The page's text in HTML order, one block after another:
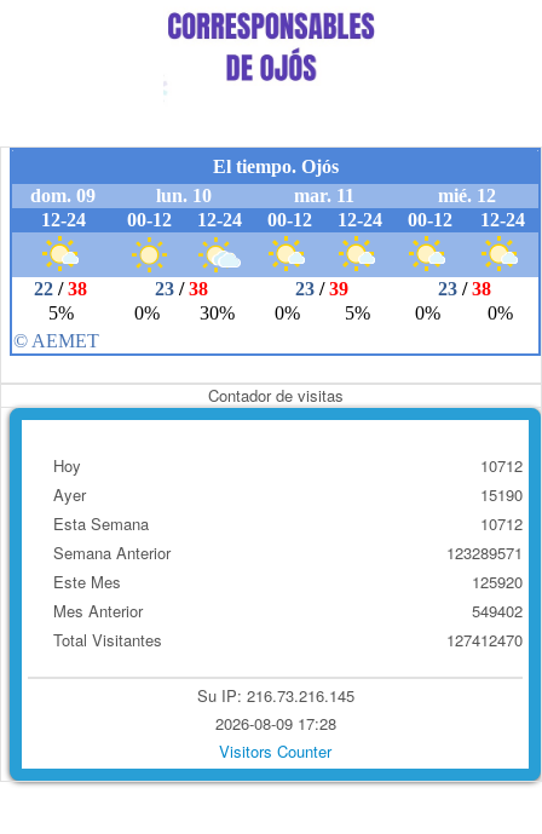
Contador de visitas
Hoy
Ayer
Esta Semana
Semana Anterior
Este Mes
Mes Anterior
Total Visitantes
10712
15190
10712
123289571
125920
549402
127412470
Su IP: 216.73.216.145
2026-08-09 17:28
Visitors Counter